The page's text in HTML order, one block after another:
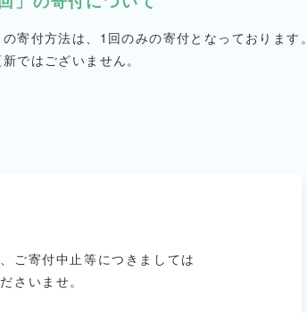
寄付方法は、1回のみの寄付となっております。
ではございません。
ご寄付中止等につきましては
さいませ。